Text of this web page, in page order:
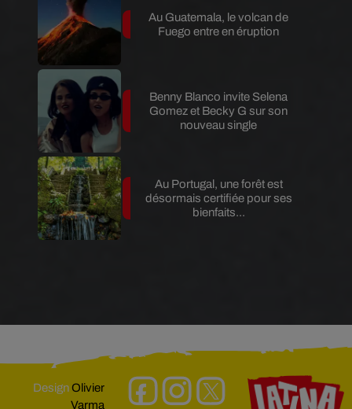
Au Guatemala, le volcan de
Fuego entre en éruption
Benny Blanco invite Selena
Gomez et Becky G sur son
nouveau single
Au Portugal, une forêt est
désormais certifiée pour ses
bienfaits...
DesignOlivier
Varma